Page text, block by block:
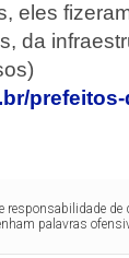
eles
da
responsabilidade
palavras